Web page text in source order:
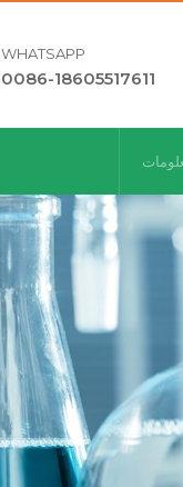
WHATSAPP
0086-18605517611